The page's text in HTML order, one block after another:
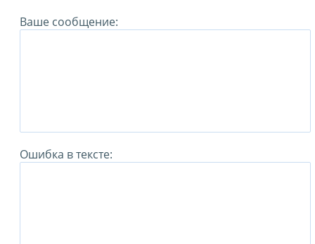
Ваше сообщение:
Ошибка в тексте: